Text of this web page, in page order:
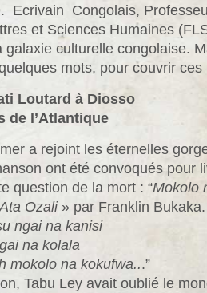
Ecrivain Congolais,
et Sciences Humaines
galaxie culturelle congolaise.
mots, pour couvrir
Loutard à Diosso
de l’Atlantique
a rejoint les éternelles
ont été convoqués pour
question de la mort : “Mokolo
Ata Ozali» par Franklin Bukaka.
ngai na kanisi
na kolala
mokolo na kokufwa...”
Tabu Ley avait oublié le